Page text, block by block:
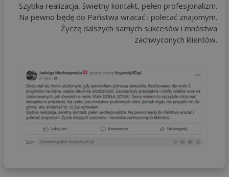
Szybka realizacja, świetny kontakt, pełen profesjonalizm.
Na pewno będę do Państwa wracać i polecać znajomym.
Życzę dalszych samych sukcesów i mnóstwa
zachwyconych klientów.